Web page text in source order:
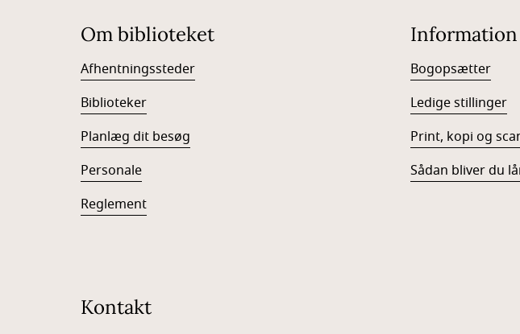
Om biblioteket
Afhentningssteder
Biblioteker
Planlæg dit besøg
Personale
Reglement
Information
Bogopsætter
Ledige stillinger
Print, kopi og
Sådan bliver du
Kontakt